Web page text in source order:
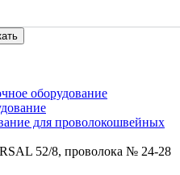
оборудование
для проволокошвейных
52/8, проволока № 24-28